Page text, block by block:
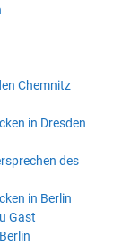
Chemnitz
in Dresden
des
in Berlin
Gast